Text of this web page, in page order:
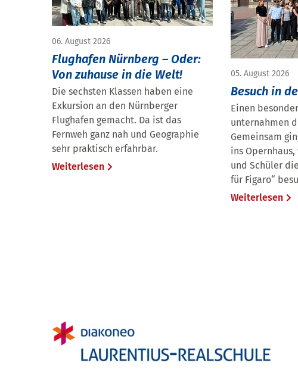
06. August 2026
Flughafen Nürnberg – Oder:
Von zuhause in die Welt!
Die sechsten Klassen haben eine
Exkursion an den Nürnberger
Flughafen gemacht. Da ist das
Fernweh ganz nah und Geographie
sehr praktisch erfahrbar.
Weiterlesen
05. August 2026
Besuch in
Einen
unternahmen
Gemeinsam
ins
und Schüler
für Figaro“
Weiterlesen